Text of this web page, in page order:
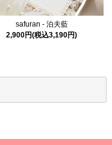
safuran - 泊夫藍
2,900円(税込3,190円)